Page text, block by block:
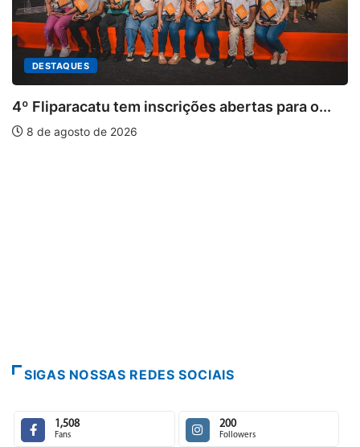
para o...
SIGAS NOSSAS REDES SOCIAIS
1,508
Fans
200
Followers